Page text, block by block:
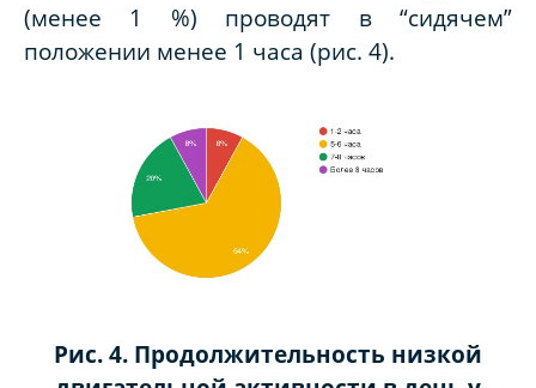
(менее 1 %) проводят в “сидячем”
положении менее 1 часа (рис. 4).
Рис. 4. Продолжительность низкой